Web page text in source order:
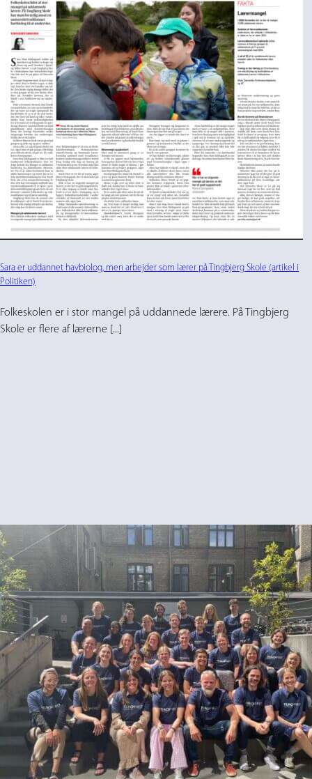
Sara er uddannet havbiolog, men arbejder som lærer på Tingbjerg Skole (artikel i
Politiken)
Folkeskolen er i stor mangel på uddannede lærere. På Tingbjerg
Skole er flere af lærerne [...]